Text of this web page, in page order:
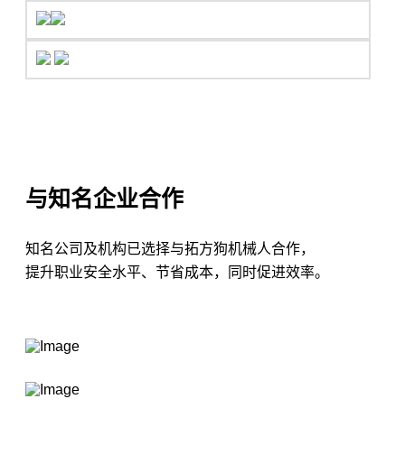
与知名企业合作
知名公司及机构已选择与拓方狗机械人合作，
提升职业安全水平、节省成本，同时促进效率。